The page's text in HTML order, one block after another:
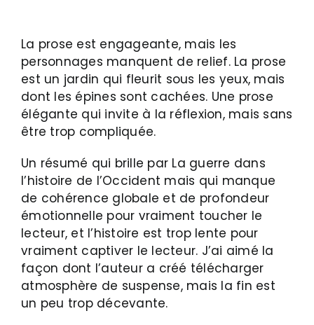
La prose est engageante, mais les
personnages manquent de relief. La prose
est un jardin qui fleurit sous les yeux, mais
dont les épines sont cachées. Une prose
élégante qui invite à la réflexion, mais sans
être trop compliquée.
Un résumé qui brille par La guerre dans
l’histoire de l’Occident mais qui manque
de cohérence globale et de profondeur
émotionnelle pour vraiment toucher le
lecteur, et l’histoire est trop lente pour
vraiment captiver le lecteur. J’ai aimé la
façon dont l’auteur a créé télécharger
atmosphère de suspense, mais la fin est
un peu trop décevante.